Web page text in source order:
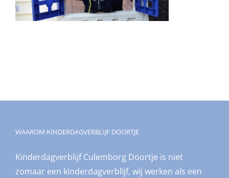
WAAROM KINDERDAGVERBLIJF DOORTJE
Kinderdagverblijf Culemborg Doortje is niet
zomaar een kinderdagverblijf, wij werken als een